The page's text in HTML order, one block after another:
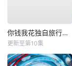
你钱我花独自旅行第五季
更新至第10集